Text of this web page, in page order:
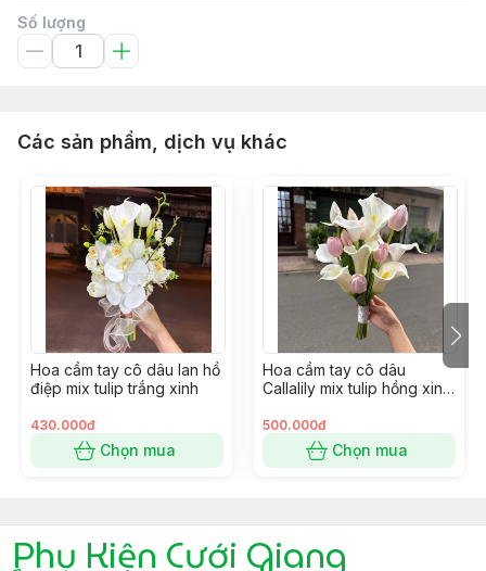
Số lượng
Các sản phẩm, dịch vụ khác
Hoa cầm tay cô dâu lan hồ
điệp mix tulip trắng xinh
430.000đ
Chọn mua
Hoa cầm tay cô dâu
Callalily mix tulip hồng xinh
500.000đ
Chọn mua
Phụ Kiện Cưới Giang